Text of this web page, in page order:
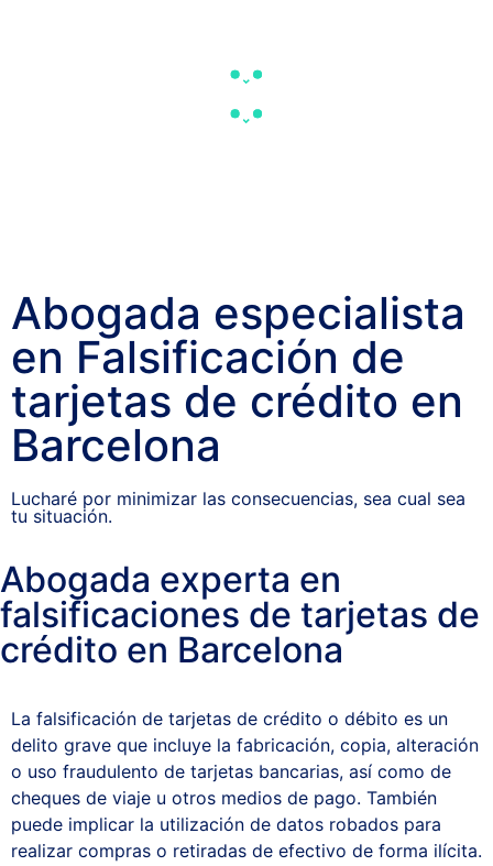
Abogada especialista
en Falsificación de
tarjetas de crédito en
Barcelona
Lucharé por minimizar las consecuencias, sea cual sea
tu situación.
Abogada experta en
falsificaciones de tarjetas de
crédito en Barcelona
La falsificación de tarjetas de crédito o débito es un
delito grave que incluye la fabricación, copia, alteración
o uso fraudulento de tarjetas bancarias, así como de
cheques de viaje u otros medios de pago. También
puede implicar la utilización de datos robados para
realizar compras o retiradas de efectivo de forma ilícita.